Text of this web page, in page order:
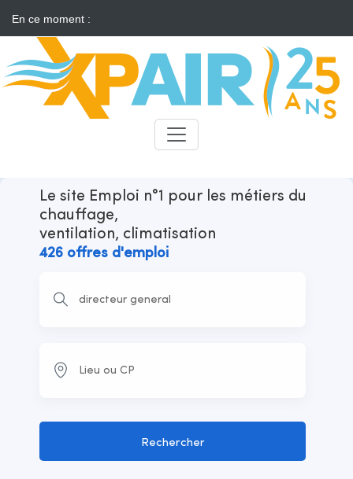
En ce moment :
Solaire : des développeurs s'insurgent contre l'annonce d'appels
d'offres "neutres"
Recruteurs
Le site Emploi n°1 pour les métiers du
chauffage,
ventilation, climatisation
426 offres d'emploi
Rechercher